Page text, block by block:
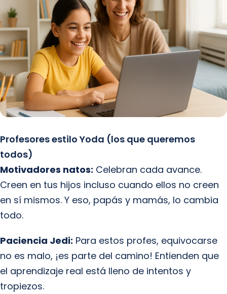
Profesores estilo Yoda (los que queremos
todos)
Motivadores natos: Celebran cada avance.
Creen en tus hijos incluso cuando ellos no creen
en sí mismos. Y eso, papás y mamás, lo cambia
todo.
Paciencia Jedi: Para estos profes, equivocarse
no es malo, ¡es parte del camino! Entienden que
el aprendizaje real está lleno de intentos y
tropiezos.